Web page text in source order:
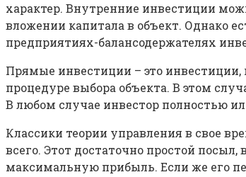
характер. Внутренние инвестиции
вложении капитала в объект. Однако
предприятиях-балансодержателях
Прямые инвестиции – это
процедуре выбора объекта. В этом
В любом случае инвестор полностью
Классики теории управления в свое
всего. Этот достаточно простой
максимальную прибыль. Если же его